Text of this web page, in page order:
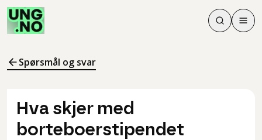
Søk
Søk
Meny
Spørsmål og svar
Hva skjer med
borteboerstipendet